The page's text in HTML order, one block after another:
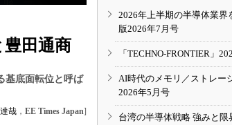
人とくるま展
田通商
基底面転位と呼ば
哉 ， EE Times Japan]
2026年上半期の半導体業
版2026年7月号
「TECHNO-FRONTIER」
AI時代のメモリ／ストレ
2026年5月号
台湾の半導体戦略 強みと